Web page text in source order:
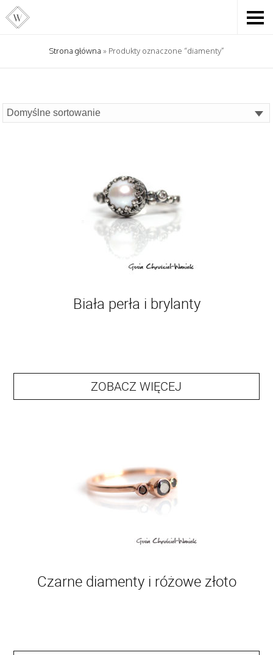
Strona główna » Produkty oznaczone “diamenty”
Biała perła i brylanty
ZOBACZ WIĘCEJ
Czarne diamenty i różowe złoto